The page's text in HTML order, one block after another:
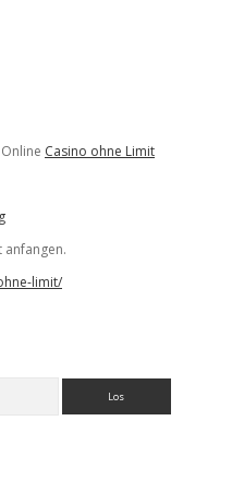
Casino ohne Limit
anfangen.
limit/